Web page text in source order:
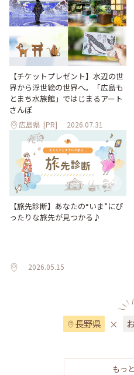
【チケットプレゼント】水辺の世
界から浮世絵の世界へ。「広島も
とまち水族館」ではじまるアート
さんぽ
広島県 [PR] 2026.07.31
【旅先診断】あなたの“いま”にぴ
ったりな旅先が見つかる♪
2026.05.15
長野県 ×
もっ